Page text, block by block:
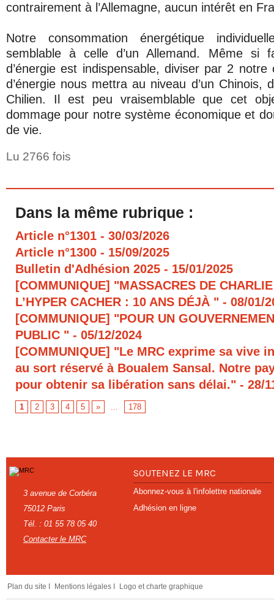
contrairement à l’Allemagne, aucun intérêt en
Notre consommation énergétique
semblable à celle d’un Allemand. Même si
d’énergie est indispensable, diviser par 2 notre
d’énergie nous mettra au niveau d’un Chinois,
Chilien. Il est peu vraisemblable que cet
dommage pour notre système économique et
de vie.
Lu 2766 fois
Dans la même rubrique :
Article n°1301 - 30/03/2026
Article n°1300 - 15/09/2025
Bulletin d'Adhésion 2025 - 15/01/2025
[COMMUNIQUE] "MASSACRES DE
L’HYPER CACHER : 10 ANS DÉJÀ " - 08/01/
[COMMUNIQUE] "POUR UN
PUBLIC " - 05/12/2024
[COMMUNIQUE] "Le MRC exprime sa vive
au sort réservé à Boualem Sansal. Notre
pour obtenir sa libération sans délai." - 28/
1 2 3 4 5 » ... 178
3 avenue de Corbéra
75012 Paris
Tél. : 01 55 78 05 40
Contacter le MRC
SOUTENEZ LE MRC
Abonnez-vous à l'infolettre nationale
Adhésion en ligne
Plan du site I Mentions légales I Logo et charte graphique